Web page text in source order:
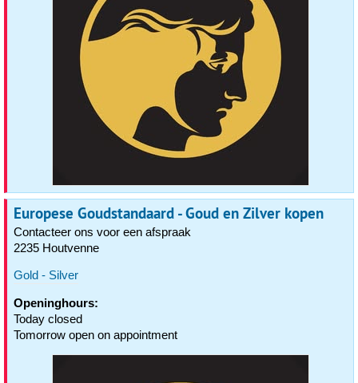
Europese Goudstandaard - Goud en Zilver kopen
Contacteer ons voor een afspraak
2235 Houtvenne
Gold - Silver
Openinghours:
Today closed
Tomorrow open on appointment